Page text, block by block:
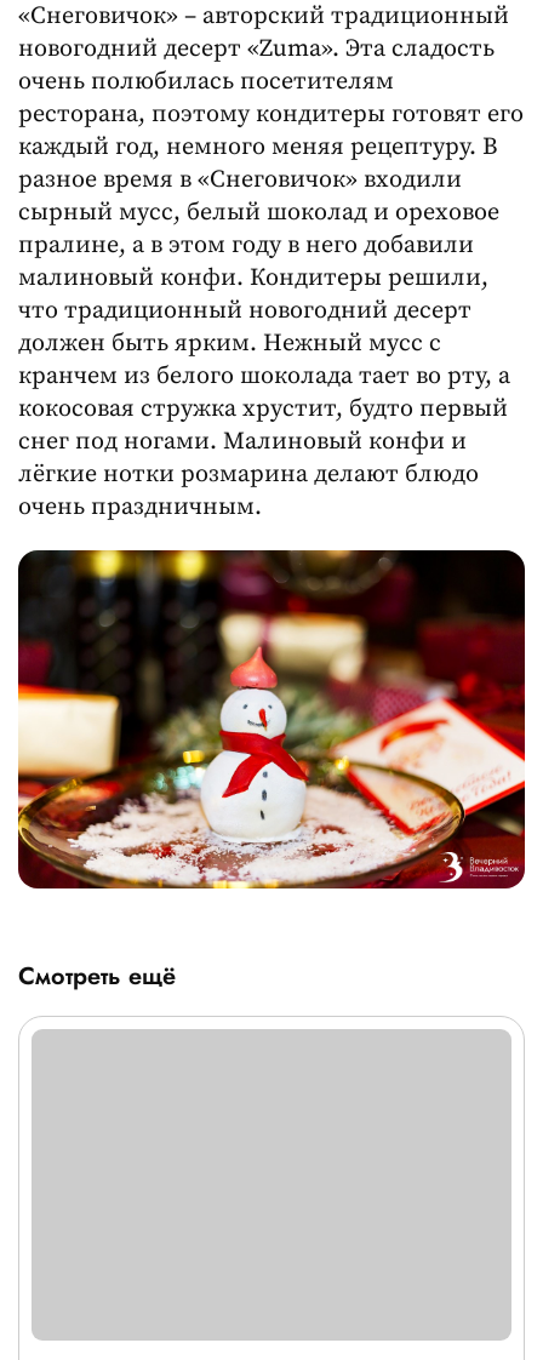
«Снеговичок» – авторский традиционный
новогодний десерт «Zuma». Эта сладость
очень полюбилась посетителям
ресторана, поэтому кондитеры готовят его
каждый год, немного меняя рецептуру. В
разное время в «Снеговичок» входили
сырный мусс, белый шоколад и ореховое
пралине, а в этом году в него добавили
малиновый конфи. Кондитеры решили,
что традиционный новогодний десерт
должен быть ярким. Нежный мусс с
кранчем из белого шоколада тает во рту, а
кокосовая стружка хрустит, будто первый
снег под ногами. Малиновый конфи и
лёгкие нотки розмарина делают блюдо
очень праздничным.
Смотреть ещё